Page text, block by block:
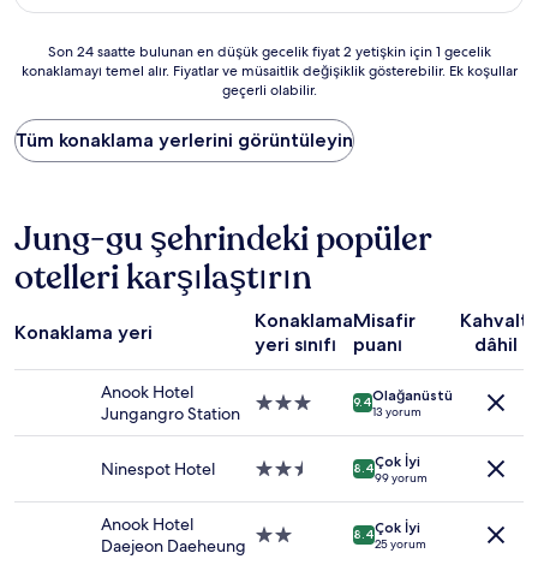
yorum)
24
bulunan
en
düşük
yetişkin
için
1
konaklamayı
alır.
müsaitlik
Ek
Son 24 saatte bulunan en düşük gecelik fiyat 2 yetişkin için 1 gecelik
konaklamayı temel alır. Fiyatlar ve müsaitlik değişiklik gösterebilir. Ek koşullar
geçerli olabilir.
Tüm konaklama yerlerini görüntüleyin
Jung-gu şehrindeki popüler
otelleri karşılaştırın
Konaklama yeri
Konaklama
yeri sınıfı
Misafir
puanı
Kahvaltı
dâhil
Anook Hotel
Jungangro Station
3.0
yeri
9.4Olağanüstü
13 yorum
Ninespot Hotel
2.5
yeri
8.4Çok İyi
99 yorum
Anook Hotel
Daejeon Daeheung 2.0
8.4Çok İyi
25 yorum